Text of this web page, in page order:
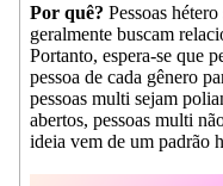
Por quê? Pessoas
geralmente buscam
Portanto, espera-se que
pessoa de cada gênero
pessoas multi sejam
abertos, pessoas multi
ideia vem de um padrão